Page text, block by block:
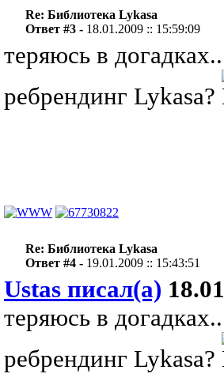
Re: Библиотека Lykasa
Ответ #3 - 18.01.2009 :: 15:59:09
теряюсь в
ребрендинг Lykasa?
Re: Библиотека Lykasa
Ответ #4 - 19.01.2009 :: 15:43:51
Ustas писал(а)
теряюсь в
ребрендинг Lykasa?